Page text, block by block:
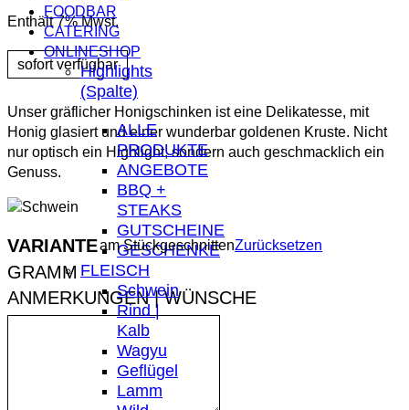
FOODBAR
CATERING
ONLINESHOP
Highlights
(Spalte)
ALLE
PRODUKTE
ANGEBOTE
BBQ +
STEAKS
GUTSCHEINE
GESCHENKE
FLEISCH
Schwein
Rind |
Kalb
Wagyu
Geflügel
Lamm
Enthält 7% Mwst.
Unser gräflicher Honigschinken ist eine Delikatesse, mit
Honig glasiert und einer wunderbar goldenen Kruste. Nicht
nur optisch ein Highlight, sondern auch geschmacklich ein
Genuss.
VARIANTEam StückgeschnittenZurücksetzen
ANMERKUNGEN | WÜNSCHE